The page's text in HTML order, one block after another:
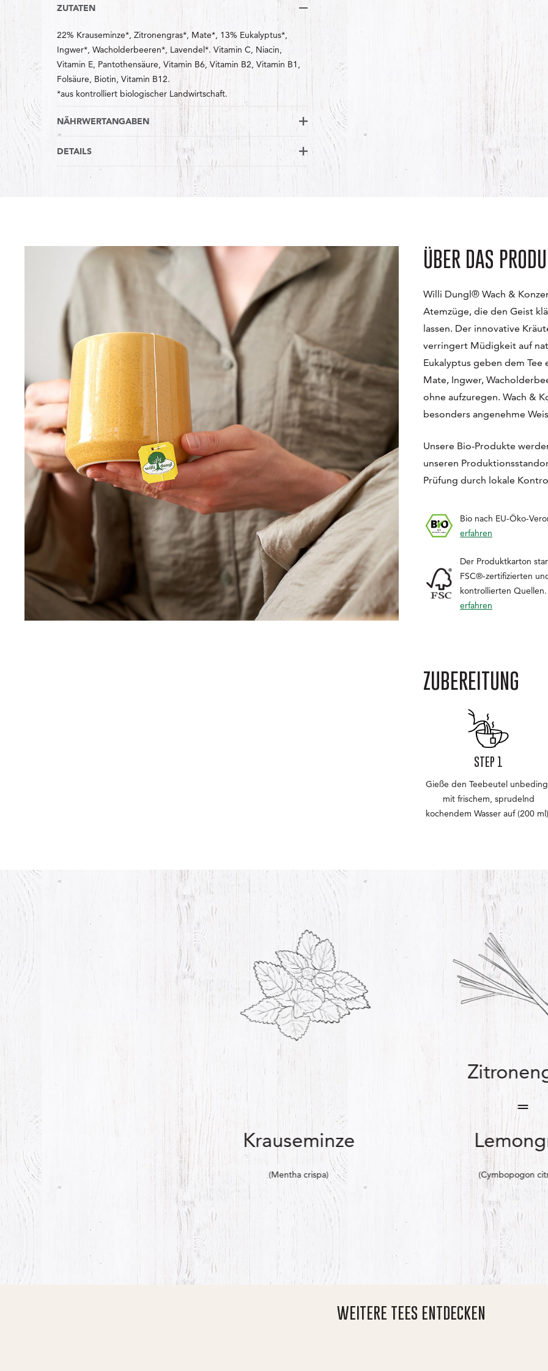
ZUTATEN
22% Krauseminze*, Zitronengras*, Mate*, 13% Eukalyptus*,
Ingwer*, Wacholderbeeren*, Lavendel*. Vitamin C, Niacin,
Vitamin E, Pantothensäure, Vitamin B6, Vitamin B2, Vitamin B1,
Folsäure, Biotin, Vitamin B12.
*aus kontrolliert biologischer Landwirtschaft.
NÄHRWERTANGABEN
DETAILS
ÜBER DAS
Willi Dungl® Wach &
Atemzüge, die den Geist
lassen. Der innovative
verringert Müdigkeit auf
Eukalyptus geben dem Tee
Mate, Ingwer,
ohne aufzuregen. Wach &
besonders angenehme
Unsere Bio-Produkte
unseren
Prüfung durch lokale
Bio nach EU-Öko-
erfahren
Der Produktkarton
FSC®-zertifizierten
kontrollierten
erfahren
ZUBEREITUNG
STEP 1
Gieße den Teebeutel
mit frischem, sprudelnd
kochendem Wasser auf (200
Krauseminze
(Mentha crispa)
=
(Cymbopogon
WEITERE TEES ENTDECKEN